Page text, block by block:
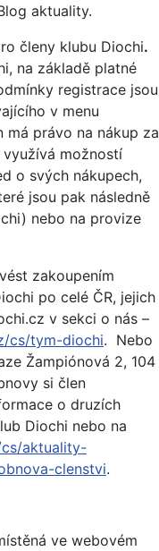
aktuality.
členy klubu Diochi.
na základě platné
registrace jsou
v menu
má právo na nákup za
možností
o svých nákupech,
jsou pak následně
nebo na provize
zakoupením
po celé ČR, jejich
v sekci o nás –
cs/tym-diochi. Nebo
Žampiónová 2, 104
si člen
o druzích
Diochi nebo na
aktuality-
clenstvi.
ve webovém